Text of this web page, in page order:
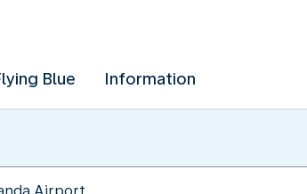
Blue Information